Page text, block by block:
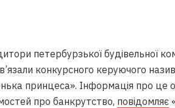
петербурзької будівельної
конкурсного керуючого
принцеса». Інформація про це
про банкрутство, повідомляє